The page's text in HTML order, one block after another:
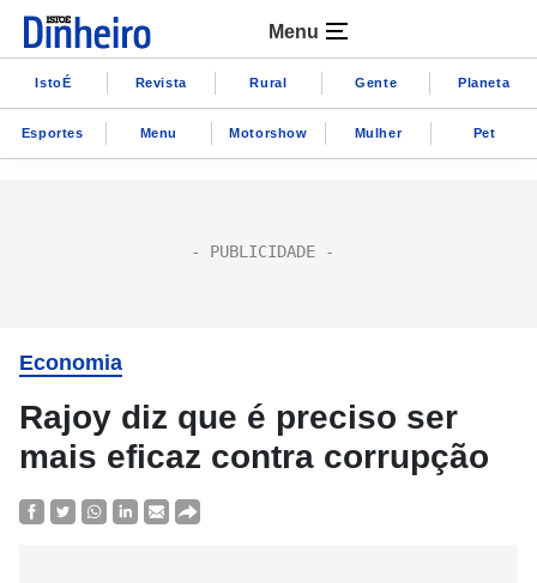
Menu
IstoÉ Revista Rural Gente Planeta
Esportes Menu Motorshow Mulher Pet
Economia
Rajoy diz que é preciso ser
mais eficaz contra corrupção